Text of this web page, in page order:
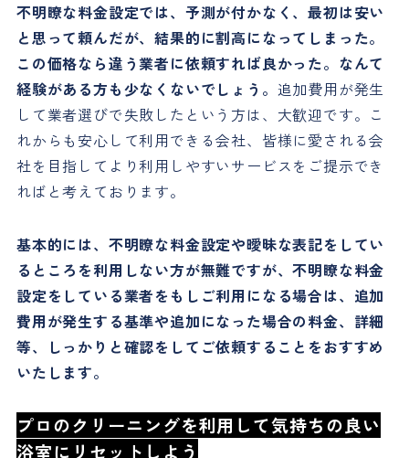
不明瞭な料金設定では、予測が付かなく、最初は安い
と思って頼んだが、結果的に割高になってしまった。
この価格なら違う業者に依頼すれば良かった。なんて
経験がある方も少なくないでしょう。 追加費用が発生
して業者選びで失敗したという方は、大歓迎です。こ
れからも安心して利用できる会社、皆様に愛される会
社を目指してより利用しやすいサービスをご提示でき
ればと考えております。
基本的には、不明瞭な料金設定や曖昧な表記をしてい
るところを利用しない方が無難ですが、不明瞭な料金
設定をしている業者をもしご利用になる場合は、追加
費用が発生する基準や追加になった場合の料金、詳細
等、しっかりと確認をしてご依頼することをおすすめ
いたします。
プロのクリーニングを利用して気持ちの良い
浴室にリセットしよう